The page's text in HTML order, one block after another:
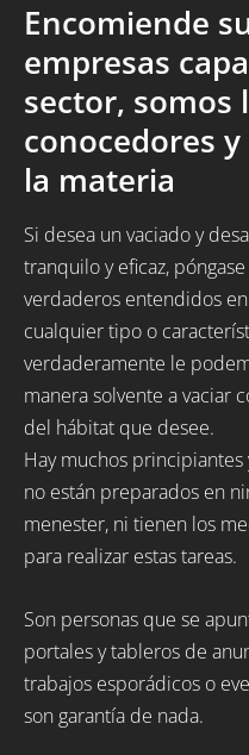
Encomiende
empresas
sector, somos
conocedores
la materia
Si desea un vaciado y
tranquilo y eficaz,
verdaderos entendidos
cualquier tipo o
verdaderamente le
manera solvente a vaciar
del hábitat que desee.
Hay muchos
no están preparados en
menester, ni tienen los
para realizar estas tareas.
Son personas que se
portales y tableros de
trabajos esporádicos o
son garantía de nada.